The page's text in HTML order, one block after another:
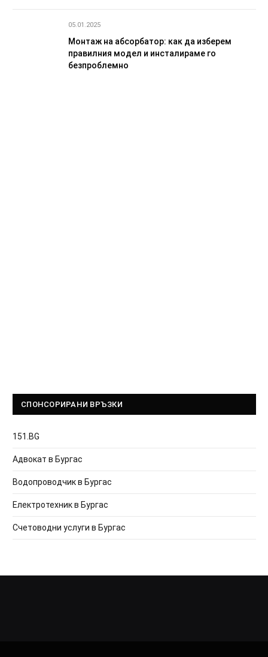
05.01.2025
Монтаж на абсорбатор: как да изберем
правилния модел и инсталираме го
безпроблемно
СПОНСОРИРАНИ ВРЪЗКИ
151.BG
Адвокат в Бургас
Водопроводчик в Бургас
Електротехник в Бургас
Счетоводни услуги в Бургас